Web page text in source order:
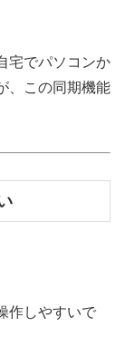
宅でパソコンか
、この同期機能
作しやすいで